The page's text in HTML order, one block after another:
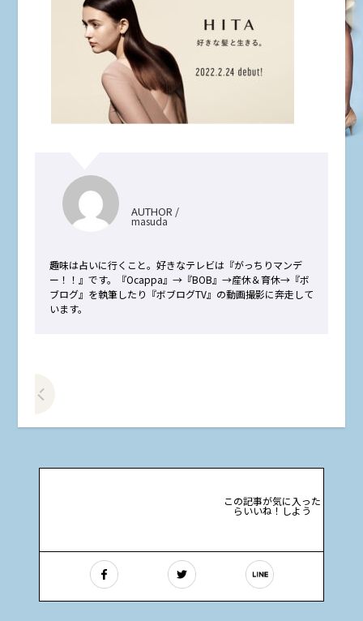
AUTHOR /
masuda
趣味は占いに行くこと。好きなテレビは『がっちりマンデ
ー！！』です。『Ocappa』→『BOB』→産休＆育休→『ボ
ブログ』を執筆したり『ボブログTV』の動画撮影に奔走して
います。
この記事が気に入った
らいいね！しよう